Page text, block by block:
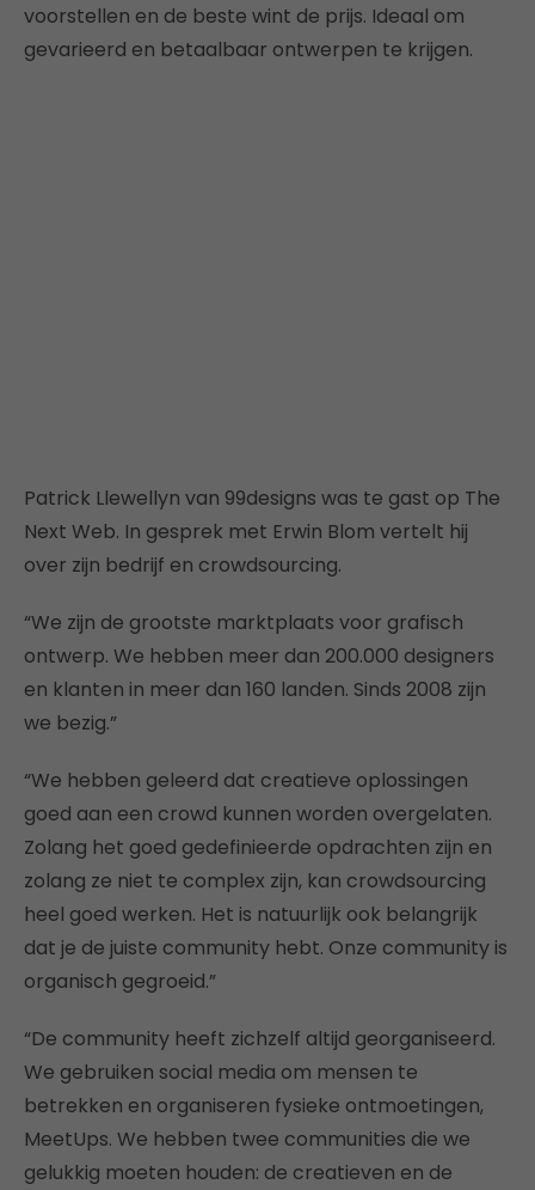
voorstellen en de beste wint de prijs. Ideaal om
gevarieerd en betaalbaar ontwerpen te krijgen.
Patrick Llewellyn van 99designs was te gast op The
Next Web. In gesprek met Erwin Blom vertelt hij
over zijn bedrijf en crowdsourcing.
“We zijn de grootste marktplaats voor grafisch
ontwerp. We hebben meer dan 200.000 designers
en klanten in meer dan 160 landen. Sinds 2008 zijn
we bezig.”
“We hebben geleerd dat creatieve oplossingen
goed aan een crowd kunnen worden overgelaten.
Zolang het goed gedefinieerde opdrachten zijn en
zolang ze niet te complex zijn, kan crowdsourcing
heel goed werken. Het is natuurlijk ook belangrijk
dat je de juiste community hebt. Onze community is
organisch gegroeid.”
“De community heeft zichzelf altijd georganiseerd.
We gebruiken social media om mensen te
betrekken en organiseren fysieke ontmoetingen,
MeetUps. We hebben twee communities die we
gelukkig moeten houden: de creatieven en de